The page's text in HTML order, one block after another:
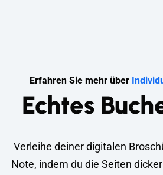
Erfahren Sie mehr über
Echtes
Verleihe deiner digitalen
Note, indem du die Seiten